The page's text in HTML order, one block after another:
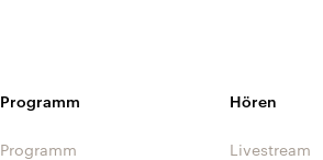
Programm
Programm
Hören
Livestream